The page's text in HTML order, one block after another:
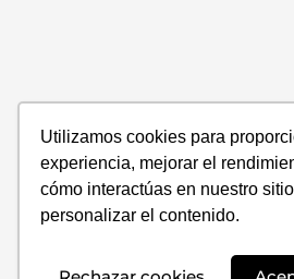
Utilizamos cookies para
experiencia, mejorar el
cómo interactúas en nuestro
personalizar el contenido.